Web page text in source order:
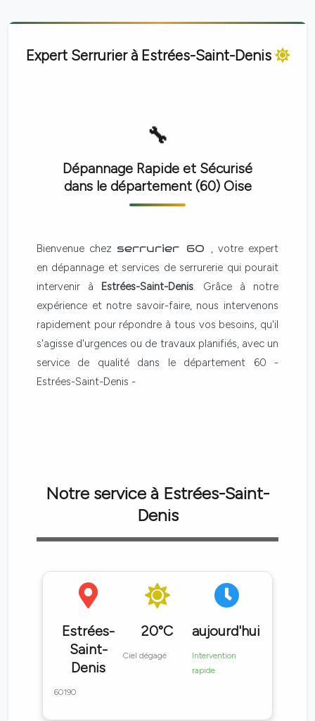
Expert Serrurier à Estrées-Saint-Denis
Dépannage Rapide et Sécurisé
dans le département (60) Oise
Bienvenue chez serrurier 60 , votre expert
en dépannage et services de serrurerie qui pourait
intervenir à Estrées-Saint-Denis. Grâce à notre
expérience et notre savoir-faire, nous intervenons
rapidement pour répondre à tous vos besoins, qu'il
s'agisse d'urgences ou de travaux planifiés, avec un
service de qualité dans le département 60 -
Estrées-Saint-Denis -
Notre service à Estrées-Saint-
Denis
Estrées-
Saint-
Denis
60190
20°C
Ciel dégagé
aujourd'hui
Intervention
rapide